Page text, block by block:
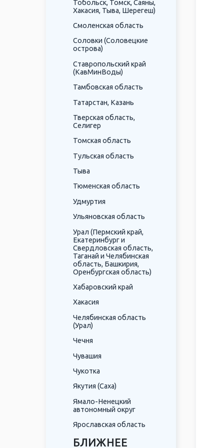
Тобольск, Томск, Саяны,
Хакасия, Тыва, Шерегеш)
Смоленская область
Соловки (Соловецкие
острова)
Ставропольский край
(КавМинВоды)
Тамбовская область
Татарстан, Казань
Тверская область,
Селигер
Томская область
Тульская область
Тыва
Тюменская область
Удмуртия
Ульяновская область
Урал (Пермский край,
Екатеринбург и
Свердловская область,
Таганай и Челябинская
область, Башкирия,
Оренбургская область)
Хабаровский край
Хакасия
Челябинская область
(Урал)
Чечня
Чувашия
Чукотка
Якутия (Саха)
Ямало-Ненецкий
автономный округ
Ярославская область
БЛИЖНЕЕ